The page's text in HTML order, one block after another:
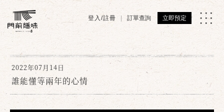
登入/註冊 訂單查詢 立即預定
2022年07月14日
誰能懂等兩年的心情